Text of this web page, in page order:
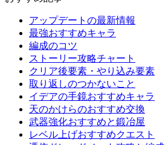
アップデートの最新情報
最強おすすめキャラ
編成のコツ
ストーリー攻略チャート
クリア後要素・やり込み要素
取り返しのつかないこと
イデアの手鏡おすすめキャラ
天のかけらのおすすめ交換
武器強化おすすめと鍛冶屋
レベル上げおすすめクエスト